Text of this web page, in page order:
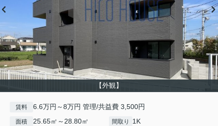
【外観】
賃料 6.6万円～8万円 管理/共益費 3,500円
面積 25.65㎡～28.80㎡ 間取り 1K